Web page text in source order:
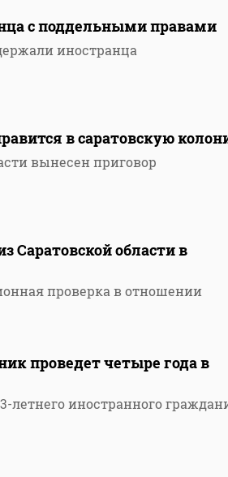
с поддельными правами
иностранца
в саратовскую
вынесен приговор
Саратовской области в
проверка в отношении
проведет четыре года в
летнего иностранного